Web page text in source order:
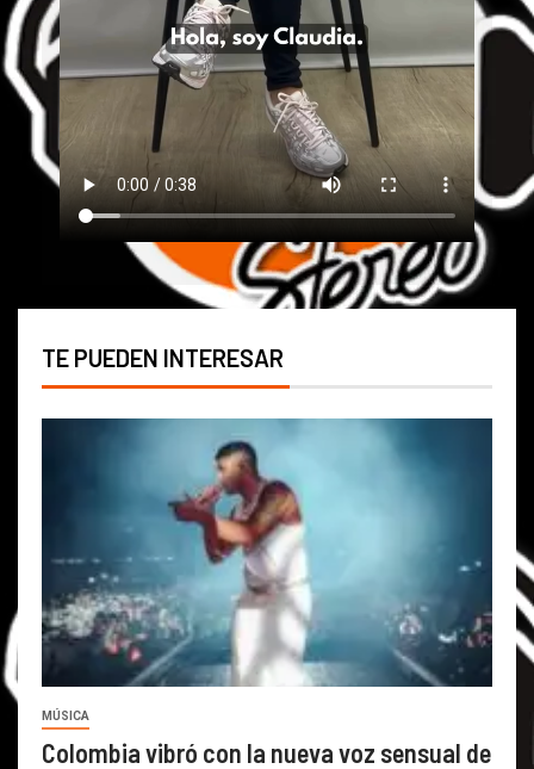
TE PUEDEN INTERESAR
MÚSICA
Colombia vibró con la nueva voz sensual de